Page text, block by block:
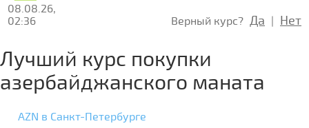
08.08.26,
02:36
Верный курс? Да | Нет
Лучший курс покупки
азербайджанского маната
AZN в Санкт-Петербурге